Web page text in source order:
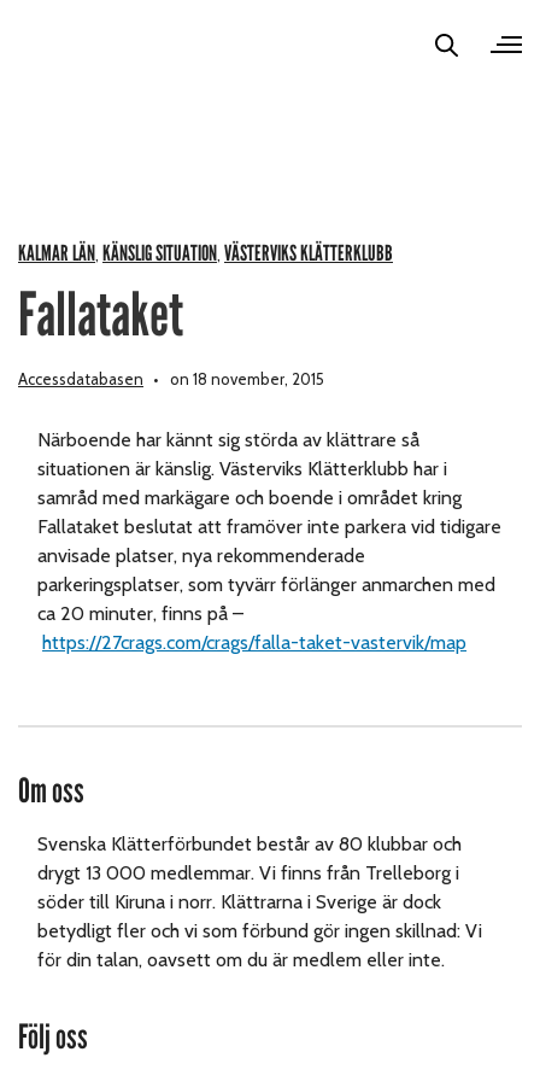
KALMAR LÄN KÄNSLIG SITUATION VÄSTERVIKS KLÄTTERKLUBB
Fallataket
Accessdatabasen on 18 november, 2015
Närboende har kännt sig störda av klättrare så
situationen är känslig. Västerviks Klätterklubb har i
samråd med markägare och boende i området kring
Fallataket beslutat att framöver inte parkera vid tidigare
anvisade platser, nya rekommenderade
parkeringsplatser, som tyvärr förlänger anmarchen med
ca 20 minuter, finns på –
https://27crags.com/crags/falla-taket-vastervik/map
Om oss
Svenska Klätterförbundet består av 80 klubbar och
drygt 13 000 medlemmar. Vi finns från Trelleborg i
söder till Kiruna i norr. Klättrarna i Sverige är dock
betydligt fler och vi som förbund gör ingen skillnad: Vi
för din talan, oavsett om du är medlem eller inte.
Följ oss